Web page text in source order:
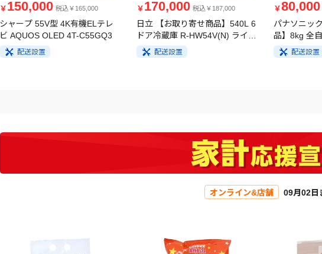
￥ 税込￥165,000
シャープ 55V型 4K有機ELテレ
ビ AQUOS OLED 4T-C55GQ3
配送設置
￥ 税込￥187,000
日立 【お取り寄せ商品】540L 6
ドア冷蔵庫 R-HW54V(N) ライト
ゴールド配送設置
￥
パナソニッ
品】8kg 全
FA8H5-W
配送設置
オンライン&店舗 09月02日